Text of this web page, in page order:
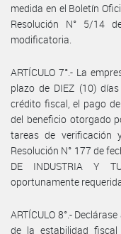
medida en el Boletín
Resolución N° 5/14
modificatoria.
ARTÍCULO 7°.- La
plazo de DIEZ (10)
crédito fiscal, el pago
del beneficio otorgado
tareas de verificación
Resolución N° 177 de
DE INDUSTRIA Y
oportunamente
ARTÍCULO 8°.-
de la estabilidad